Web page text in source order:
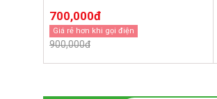
700,000đ
Giá rẻ hơn khi gọi điện
900,000đ